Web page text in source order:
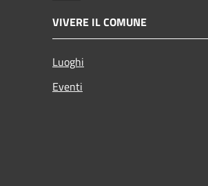
VIVERE IL COMUNE
Luoghi
Eventi